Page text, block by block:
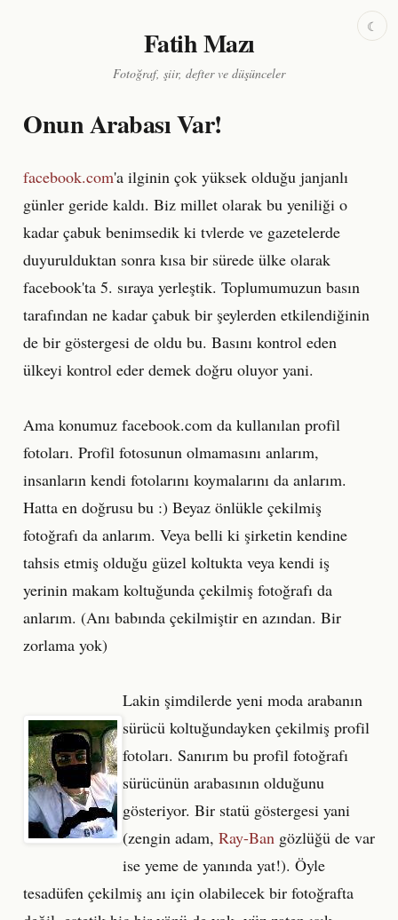
Fatih Mazı
Fotoğraf, şiir, defter ve düşünceler
Onun Arabası Var!
facebook.com'a ilginin çok yüksek olduğu janjanlı
günler geride kaldı. Biz millet olarak bu yeniliği o
kadar çabuk benimsedik ki tvlerde ve gazetelerde
duyurulduktan sonra kısa bir sürede ülke olarak
facebook'ta 5. sıraya yerleştik. Toplumumuzun basın
tarafından ne kadar çabuk bir şeylerden etkilendiğinin
de bir göstergesi de oldu bu. Basını kontrol eden
ülkeyi kontrol eder demek doğru oluyor yani.
Ama konumuz facebook.com da kullanılan profil
fotoları. Profil fotosunun olmamasını anlarım,
insanların kendi fotolarını koymalarını da anlarım.
Hatta en doğrusu bu :) Beyaz önlükle çekilmiş
fotoğrafı da anlarım. Veya belli ki şirketin kendine
tahsis etmiş olduğu güzel koltukta veya kendi iş
yerinin makam koltuğunda çekilmiş fotoğrafı da
anlarım. (Anı babında çekilmiştir en azından. Bir
zorlama yok)
Lakin şimdilerde yeni moda arabanın
sürücü koltuğundayken çekilmiş profil
fotoları. Sanırım bu profil fotoğrafı
sürücünün arabasının olduğunu
gösteriyor. Bir statü göstergesi yani
(zengin adam, Ray-Ban gözlüğü de var
ise yeme de yanında yat!). Öyle
tesadüfen çekilmiş anı için olabilecek bir fotoğrafta
☾